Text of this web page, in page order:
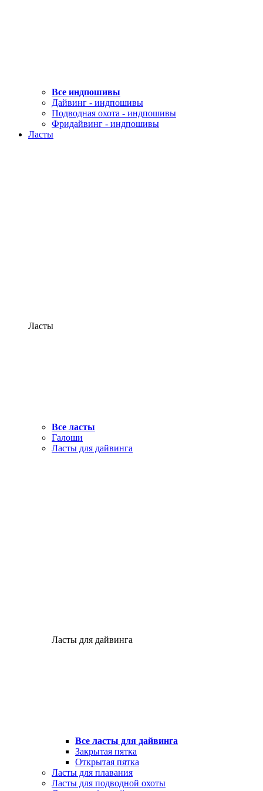
Все индпошивы
Дайвинг - индпошивы
Подводная охота - индпошивы
Фридайвинг - индпошивы
Ласты
Ласты
Все ласты
Галоши
Ласты для дайвинга
Ласты для дайвинга
Все ласты для дайвинга
Закрытая пятка
Открытая пятка
Ласты для плавания
Ласты для подводной охоты